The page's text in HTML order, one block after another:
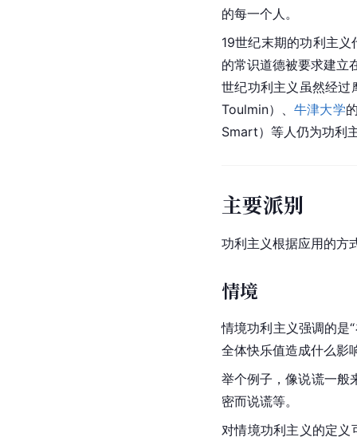
的每一个人。
19世纪末期的功利主
的常识道德被要求建立
世纪功利主义虽然经过
Toulmin）、牛津大学
Smart）等人仍为功利
主要派别
功利主义根据应用的方
情境
情境功利主义强调的是
全体快乐值造成什么影
举个例子，像说谎一般
密而说谎等。
对情境功利主义的定义